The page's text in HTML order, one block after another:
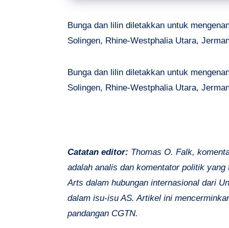
Bunga dan lilin diletakkan untuk
Solingen, Rhine-Westphalia Utara,
Bunga dan lilin diletakkan untuk
Solingen, Rhine-Westphalia Utara,
Catatan editor: Thomas O. Falk,
adalah analis dan komentator politik
Arts dalam hubungan internasional dari
dalam isu-isu AS. Artikel ini
pandangan CGTN.